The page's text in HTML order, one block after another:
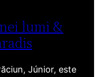
lumi &
Júnior, este